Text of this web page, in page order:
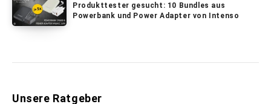
Produkttester gesucht: 10 Bundles aus
Powerbank und Power Adapter von Intenso
Unsere Ratgeber